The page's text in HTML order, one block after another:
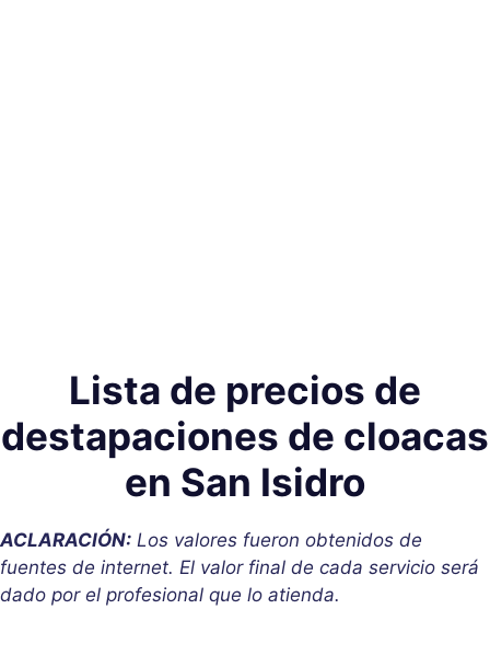
Lista de precios de
destapaciones de cloacas
en San Isidro
ACLARACIÓN: Los valores fueron obtenidos de
fuentes de internet. El valor final de cada servicio será
dado por el profesional que lo atienda.